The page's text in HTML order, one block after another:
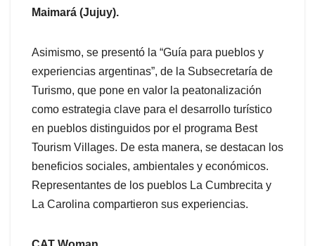
Maimará (Jujuy).
Asimismo, se presentó la “Guía para pueblos y
experiencias argentinas”, de la Subsecretaría de
Turismo, que pone en valor la peatonalización
como estrategia clave para el desarrollo turístico
en pueblos distinguidos por el programa Best
Tourism Villages. De esta manera, se destacan los
beneficios sociales, ambientales y económicos.
Representantes de los pueblos La Cumbrecita y
La Carolina compartieron sus experiencias.